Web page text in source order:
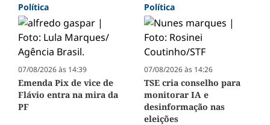
Política
07/08/2026 às 14:39
Emenda Pix de vice de
Flávio entra na mira da
PF
Política
07/08/2026 às 14:26
TSE cria conselho para
monitorar IA e
desinformação nas
eleições